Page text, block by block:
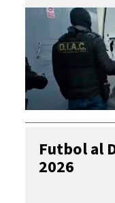
Futbol al
2026